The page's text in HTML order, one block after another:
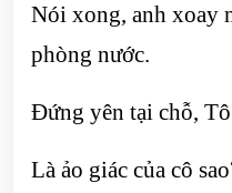
Nói xong, anh xoay
phòng nước.
Đứng yên tại chỗ,
Là ảo giác của cô